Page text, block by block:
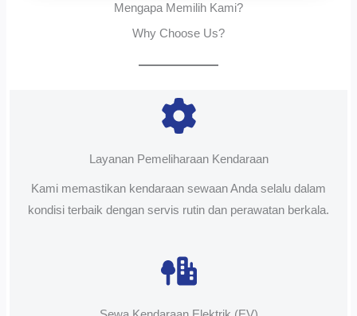
Mengapa Memilih Kami?
Why Choose Us?
Layanan Pemeliharaan Kendaraan
Kami memastikan kendaraan sewaan Anda selalu dalam
kondisi terbaik dengan servis rutin dan perawatan berkala.